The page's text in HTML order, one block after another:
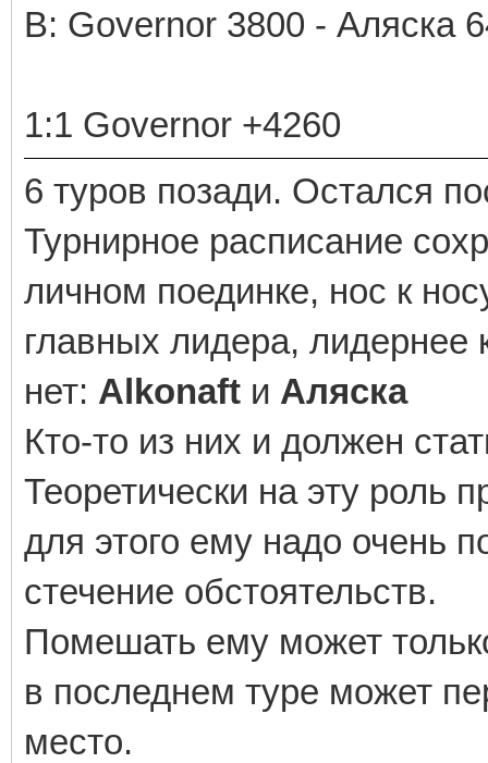
В: Governor 3800 - Аляска
1:1 Governor +4260
6 туров позади. Остался
Турнирное расписание
личном поединке, нос к
главных лидера, лидернее
нет: Alkonaft и Аляска
Кто-то из них и должен
Теоретически на эту роль
для этого ему надо очень
стечение обстоятельств.
Помешать ему может
в последнем туре может
место.